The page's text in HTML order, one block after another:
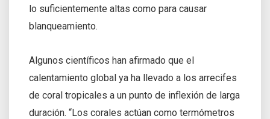
lo suficientemente altas como para causar
blanqueamiento.
Algunos científicos han afirmado que el
calentamiento global ya ha llevado a los arrecifes
de coral tropicales a un punto de inflexión de larga
duración. “Los corales actúan como termómetros